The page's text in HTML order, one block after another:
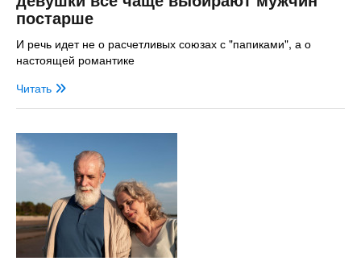
постарше
И речь идет не о расчетливых союзах с "папиками", а о
настоящей романтике
Читать